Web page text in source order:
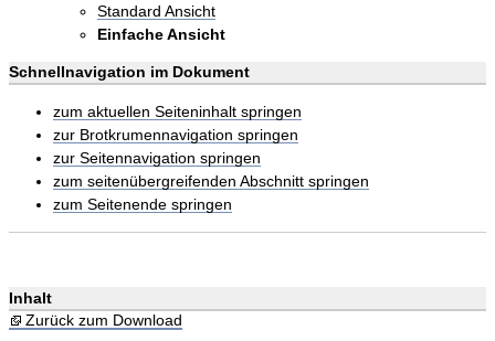
Standard Ansicht
Einfache Ansicht
Schnellnavigation im Dokument
zum aktuellen Seiteninhalt springen
zur Brotkrumennavigation springen
zur Seitennavigation springen
zum seitenübergreifenden Abschnitt springen
zum Seitenende springen
Inhalt
Zurück zum Download